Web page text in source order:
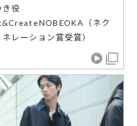
き役
（ネク
ネレーション賞受賞）